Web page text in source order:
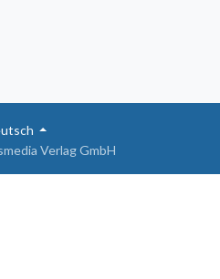
Verlag GmbH